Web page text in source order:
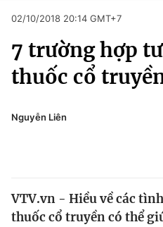
Chuyên mục
Chính trị
Xã hội
Y tế
Xã hội
Pháp luật
Kinh tế
Thể thao
Văn hóa - Giải trí
Giáo dục
02/10/2018 20:14 GMT+7
7 trường hợp
thuốc cổ
Nguyễn Liên
VTV.vn - Hiều về các
thuốc cổ truyền có thể